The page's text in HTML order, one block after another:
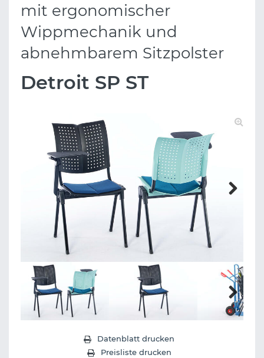
mit ergonomischer
Wippmechanik und
abnehmbarem Sitzpolster
Detroit SP ST
Next
Datenblatt drucken
Preisliste drucken